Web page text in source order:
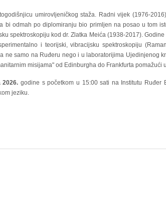
umirovljeničkog staža. Radni vijek (1976-
bi odmah po diplomiranju bio primljen na posao u tom
spektroskopiju kod dr. Zlatka Meića (1938-2017).
i teorijski, vibracijsku spektroskopiju
ne samo na Ruđeru nego i u laboratorijima Ujedinjenog
misijama" od Edinburgha do Frankfurta pomažući
2026. godine s početkom u 15:00 sati na Institutu Ruđer
jeziku.